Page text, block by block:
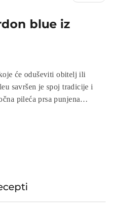
blue iz
će oduševiti obitelj ili
savršen je spoj tradicije i
pileća prsa punjena